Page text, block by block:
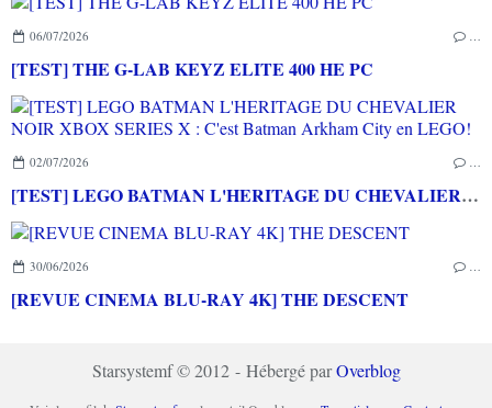
06/07/2026
[TEST] THE G-LAB KEYZ ELITE 400 HE PC
02/07/2026
[TEST] LEGO BATMAN L'HERITAGE DU CHEVALIER NOIR XBOX SERIES X : C'est Batman Arkham City en LEGO!
30/06/2026
[REVUE CINEMA BLU-RAY 4K] THE DESCENT
Starsystemf © 2012 - Hébergé parOverblog